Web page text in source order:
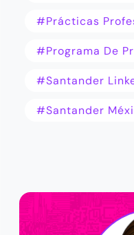
#prácticas
#programa De
#Santander
#Santander